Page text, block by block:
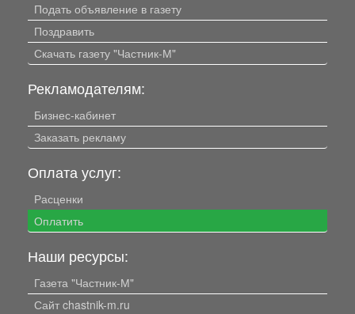
Подать объявление в газету
Поздравить
Скачать газету "Частник-М"
Рекламодателям:
Бизнес-кабинет
Заказать рекламу
Оплата услуг:
Расценки
Оплатить
Наши ресурсы:
Газета "Частник-М"
Сайт chastnik-m.ru